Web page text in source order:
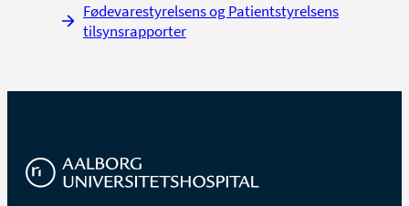
Fødevarestyrelsens og Patientstyrelsens
tilsynsrapporter